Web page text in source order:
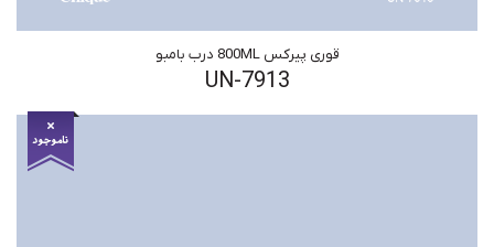
قوری پیرکس 800ML درب بامبو
UN-7913